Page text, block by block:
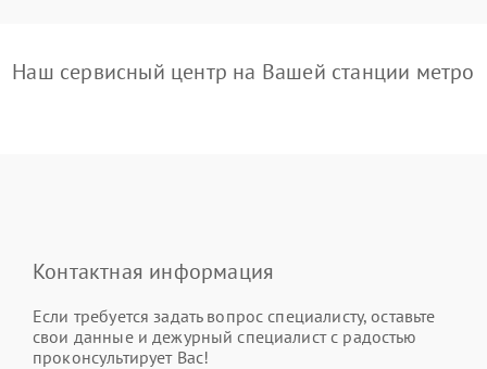
Наш сервисный центр на Вашей станции метро
Контактная информация
Если требуется задать вопрос специалисту, оставьте
свои данные и дежурный специалист с радостью
проконсультирует Вас!